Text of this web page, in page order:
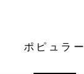
ポピュラー